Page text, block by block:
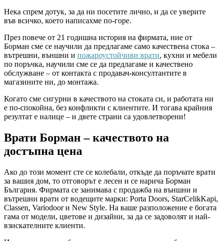
Нека спрем дотук, за да ни посетите лично, и да се уверите
във всичко, което написахме по-горе.
През повече от 21 годишна история на фирмата, ние от
Борман сме се научили да предлагаме само качествена стока –
вътрешни, външни и пожароустойчиви врати, кухни и мебели
по поръчка, научили сме се да предлагаме и качествено
обслужване – от контакта с продавач-консултантите в
магазините ни, до монтажа.
Когато сме сигурни в качеството на стоката си, и работата ни
е по-спокойна, без конфликти с клиентите. И тогава крайния
резултат е налице – и двете страни са удовлетворени!
Врати Борман – качеството на
достъпна цена
Ако до този момент сте се колебали, откъде да поръчате врати
за вашия дом, то отговорът е лесен и се нарича Борман
България. Фирмата се занимава с продажба на външни и
вътрешни врати от водещите марки: Porta Doors, StarCelikKapi,
Classen, Variodoor и New Style. На ваше разположение е богата
гама от модели, цветове и дизайни, за да се задоволят и най-
взискателните клиенти.